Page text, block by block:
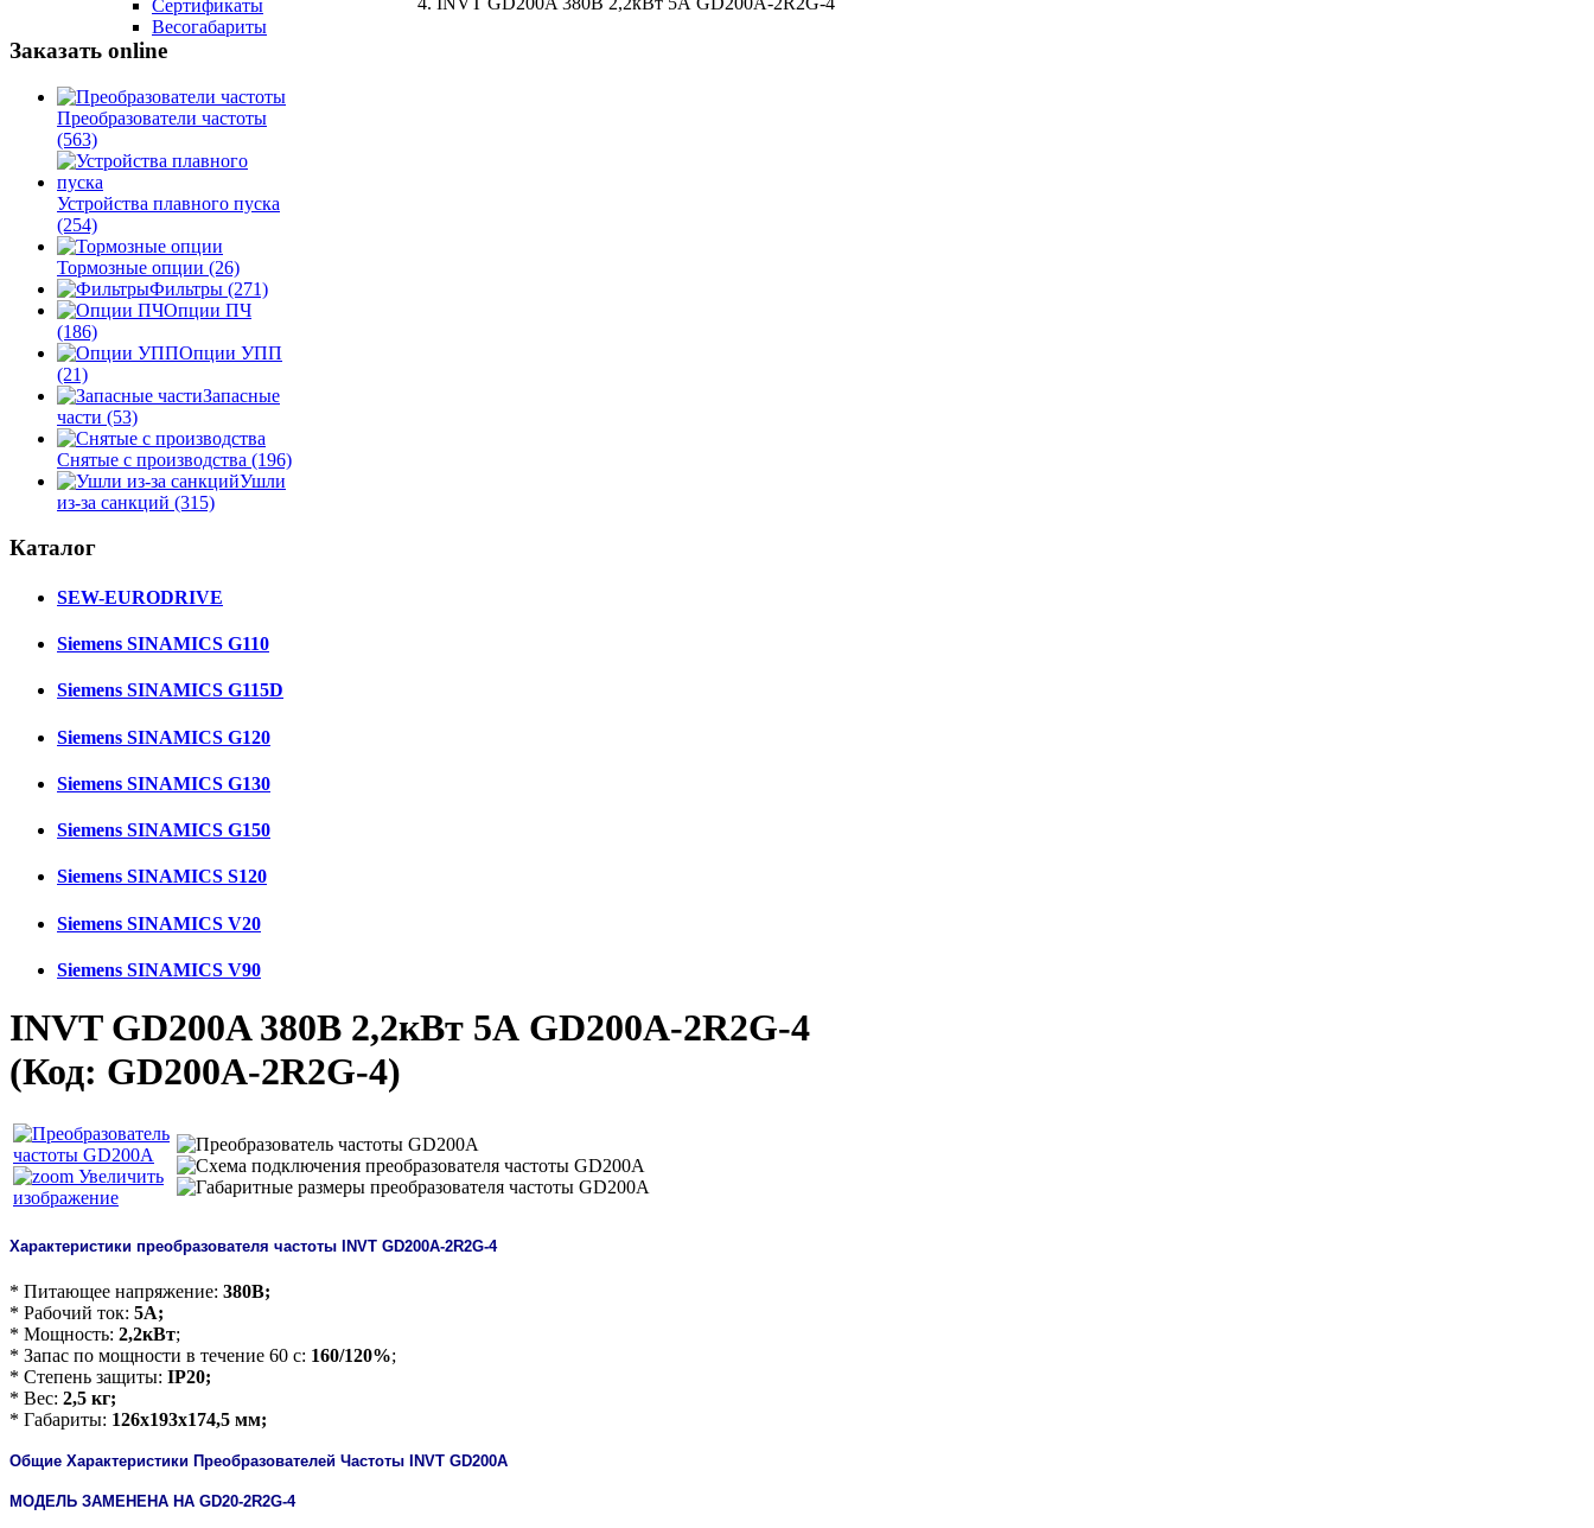
Сертификаты
Весогабариты
Заказать online
Преобразователи частоты
(563)
Устройства плавного пуска
(254)
Тормозные опции (26)
Фильтры (271)
Опции ПЧ
(186)
Опции УПП
(21)
Запасные
части (53)
Снятые с производства (196)
Ушли
из-за санкций (315)
Каталог
SEW-EURODRIVE
Siemens SINAMICS G110
Siemens SINAMICS G115D
Siemens SINAMICS G120
Siemens SINAMICS G130
Siemens SINAMICS G150
Siemens SINAMICS S120
Siemens SINAMICS V20
Siemens SINAMICS V90
INVT GD200A 380В 2,2кВт 5А GD200A-2R2G-4
(Код: GD200A-2R2G-4)
Увеличить
изображение
Характеристики преобразователя частоты INVT GD200A-2R2G-4
* Питающее напряжение: 380В;
* Рабочий ток: 5А;
* Мощность: 2,2кВт;
* Запас по мощности в течение 60 с: 160/120%;
* Степень защиты: IP20;
* Вес: 2,5 кг;
* Габариты: 126х193х174,5 мм;
Общие Характеристики Преобразователей Частоты INVT GD200А
МОДЕЛЬ ЗАМЕНЕНА НА GD20-2R2G-4